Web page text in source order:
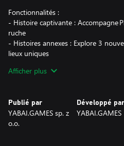
Fonctionnalités :
- Histoire captivante : Accompagne
ruche
- Histoires annexes : Explore 3
lieux uniques
- Arsenal haute technologie : 13
débloquer
- Contrats : Accomplis des missions
Afficher plus
Publié par
YABAI.GAMES sp. z
o.o.
Développé par
YABAI.GAMES